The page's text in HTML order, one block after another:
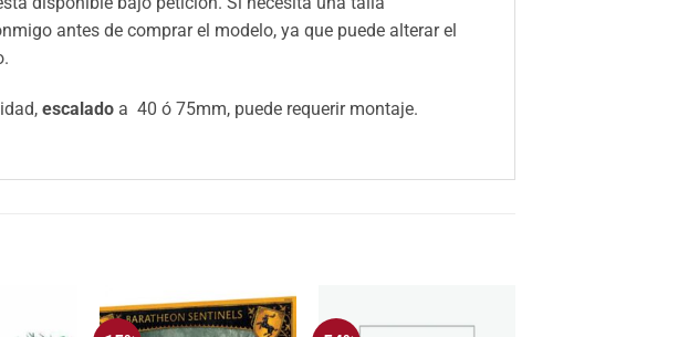
antes de comprar el modelo, ya que puede alterar el
escaladoa 40 ó 75mm, puede requerir montaje.